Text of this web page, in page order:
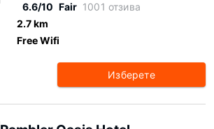
6.6/10 Fair 1001 отзива
2.7 km
Free Wifi
Изберете